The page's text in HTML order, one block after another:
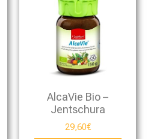
AlcaVie Bio –
Jentschura
29,60€